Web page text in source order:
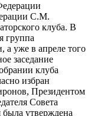
С.М.
клуба. В
группа
а уже в апреле того
заседание
клуба
избран
Президентом
Совета
утверждена